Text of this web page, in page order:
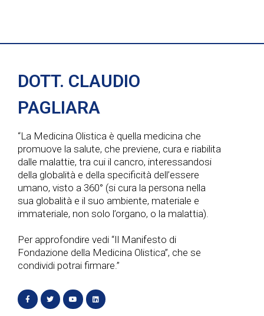
DOTT. CLAUDIO
PAGLIARA
“La Medicina Olistica è quella medicina che
promuove la salute, che previene, cura e riabilita
dalle malattie, tra cui il cancro, interessandosi
della globalità e della specificità dell’essere
umano, visto a 360° (si cura la persona nella
sua globalità e il suo ambiente, materiale e
immateriale, non solo l’organo, o la malattia).
Per approfondire vedi “Il Manifesto di
Fondazione della Medicina Olistica”, che se
condividi potrai firmare.”